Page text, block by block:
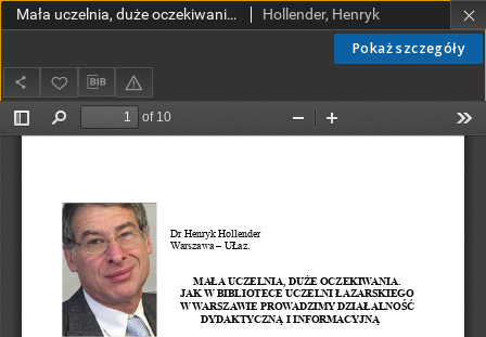
Pokaż szczegóły
Mała uczelnia, duże oczekiwania. Jak w Bibliotece Uczelni Łazarskiego w Warszawie prowadzimy działalność dydaktyczną i informacyjną Hollender, Henryk